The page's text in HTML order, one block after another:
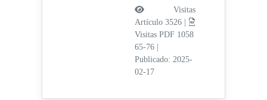
Visitas
Artículo 3526 |
Visitas PDF 1058
65-76
Publicado: 2025-
02-17